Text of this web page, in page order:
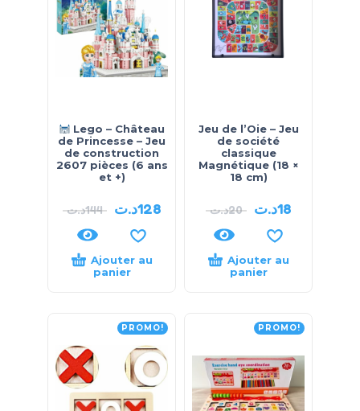
Lego – Château
de Princesse – Jeu
de construction
2607 pièces (6 ans
et +)
144د.ت 128د.ت
Ajouter au
panier
Jeu de l’Oie – Jeu
de société
classique
Magnétique (18 ×
18 cm)
20د.ت 18د.ت
Ajouter au
panier
PROMO! PROMO!